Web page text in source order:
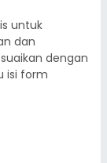
untuk
dan
dengan
isi form